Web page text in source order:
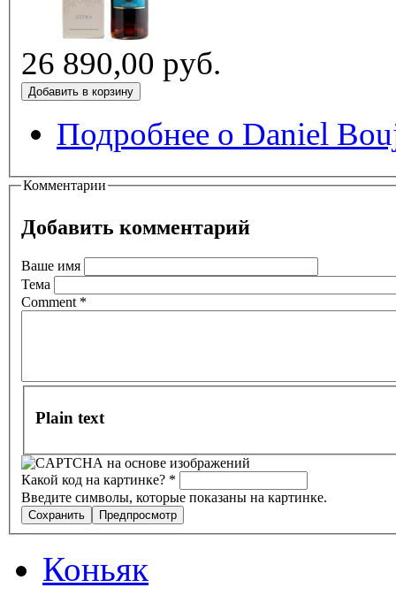
26 890,00 руб.
Подробнее о Daniel
Комментарии
Добавить комментарий
Ваше имя
Тема
Comment *
Plain text
Какой код на картинке? *
Введите символы, которые показаны на картинке.
Коньяк